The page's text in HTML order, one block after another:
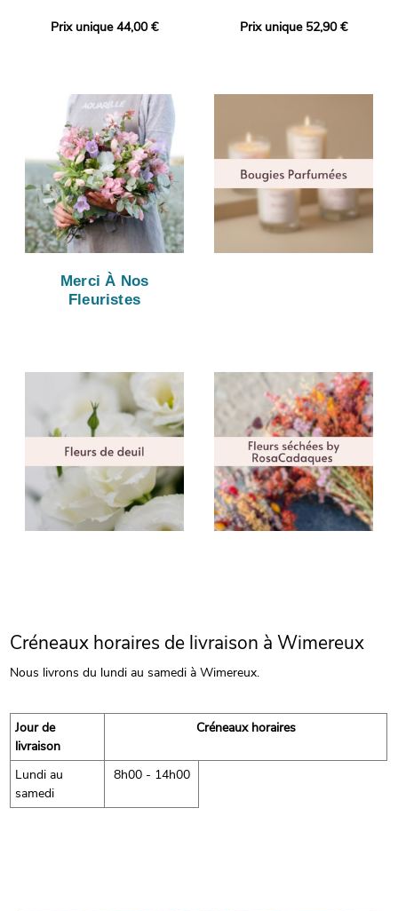
Prix unique 44,00 € Prix unique 52,90 €
Merci À Nos
Fleuristes
Créneaux horaires de livraison à Wimereux
Nous livrons du lundi au samedi à Wimereux.
Jour de
livraison
Créneaux horaires
Lundi au
samedi
8h00 - 14h00